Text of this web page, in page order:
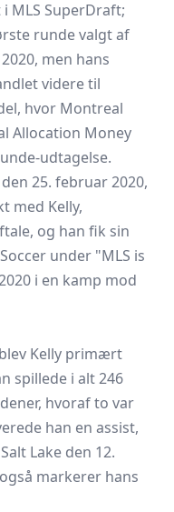
MLS SuperDraft;
runde valgt af
men hans
videre til
hvor Montreal
Allocation Money
udtagelse.
25. februar 2020,
med Kelly,
og han fik sin
under "MLS is
i en kamp mod
Kelly primært
spillede i alt 246
hvoraf to var
han en assist,
Lake den 12.
markerer hans